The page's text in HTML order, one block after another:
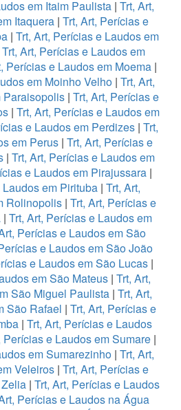
em Itaim Paulista | Trt, Art,
Itaquera| Trt, Art, Perícias e
| Trt, Art, Perícias e Laudos em
Trt, Art, Perícias e Laudos em
Perícias e Laudos em Moema|
em Moinho Velho | Trt, Art,
Paraisopolis | Trt, Art, Perícias e
| Trt, Art, Perícias e Laudos em
e Laudos em Perdizes | Trt,
em Perus| Trt, Art, Perícias e
| Trt, Art, Perícias e Laudos em
e Laudos em Pirajussara |
em Pirituba| Trt, Art,
Rolinopolis | Trt, Art, Perícias e
| Trt, Art, Perícias e Laudos em
Perícias e Laudos em São
e Laudos em São João
e Laudos em São Lucas|
em São Mateus | Trt, Art,
São Miguel Paulista| Trt, Art,
São Rafael | Trt, Art, Perícias e
| Trt, Art, Perícias e Laudos
Perícias e Laudos em Sumare |
em Sumarezinho| Trt, Art,
Veleiros| Trt, Art, Perícias e
| Trt, Art, Perícias e Laudos
Perícias e Laudos na Água